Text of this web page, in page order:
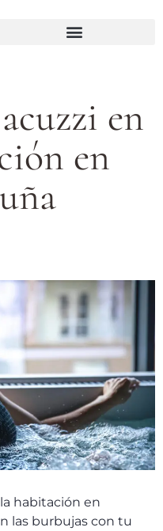
en
en
habitación en
las burbujas con tu